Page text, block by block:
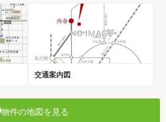
交通案内図
物件の地図を見る